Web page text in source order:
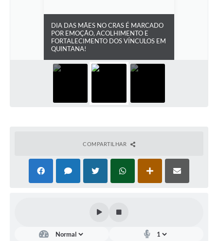
DIA DAS MÃES NO CRAS É MARCADO
POR EMOÇÃO, ACOLHIMENTO E
FORTALECIMENTO DOS VÍNCULOS EM
QUINTANA!
COMPARTILHAR